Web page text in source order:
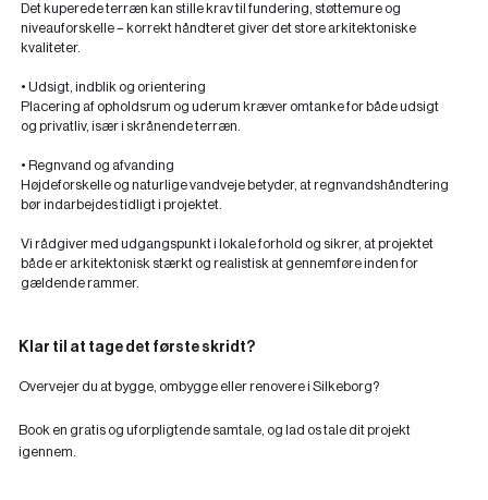
Det kuperede terræn kan stille krav til fundering, støttemure og
niveauforskelle – korrekt håndteret giver det store arkitektoniske
kvaliteter.
• Udsigt, indblik og orientering
Placering af opholdsrum og uderum kræver omtanke for både udsigt
og privatliv, især i skrånende terræn.
• Regnvand og afvanding
Højdeforskelle og naturlige vandveje betyder, at regnvandshåndtering
bør indarbejdes tidligt i projektet.
Vi rådgiver med udgangspunkt i lokale forhold og sikrer, at projektet
både er arkitektonisk stærkt og realistisk at gennemføre inden for
gældende rammer.
Klar til at tage det første skridt?
Overvejer du at bygge, ombygge eller renovere i Silkeborg?
Book en gratis og uforpligtende samtale, og lad os tale dit projekt
igennem.